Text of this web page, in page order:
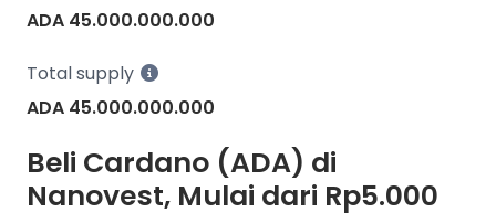
ADA 45.000.000.000
Total supply
ADA 45.000.000.000
Beli Cardano (ADA) di
Nanovest, Mulai dari Rp5.000